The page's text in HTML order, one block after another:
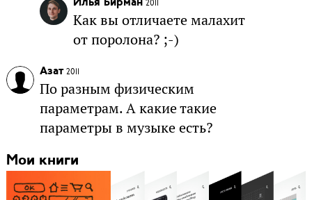
Илья Бирман 2011
Как вы отличаете малахит
от поролона? ;-)
Азат 2011
По разным физическим
параметрам. А какие такие
параметры в музыке есть?
Мои книги